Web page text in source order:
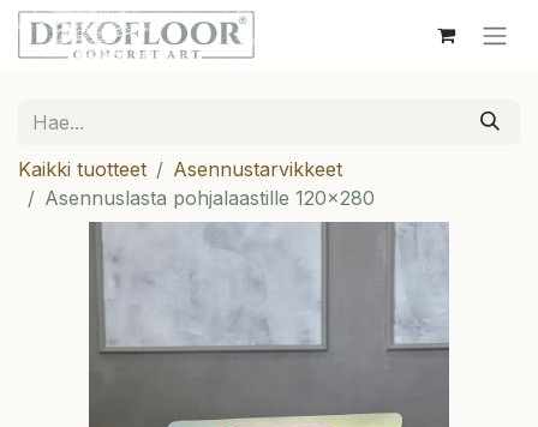
Kaikki tuotteet
Asennustarvikkeet
Asennuslasta pohjalaastille 120x280